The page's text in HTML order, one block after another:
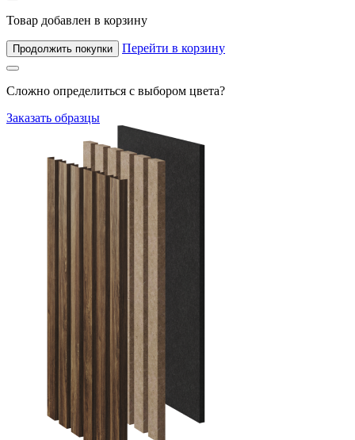
Товар добавлен в корзину
Продолжить покупки Перейти в корзину
Сложно определиться с выбором цвета?
Заказать образцы